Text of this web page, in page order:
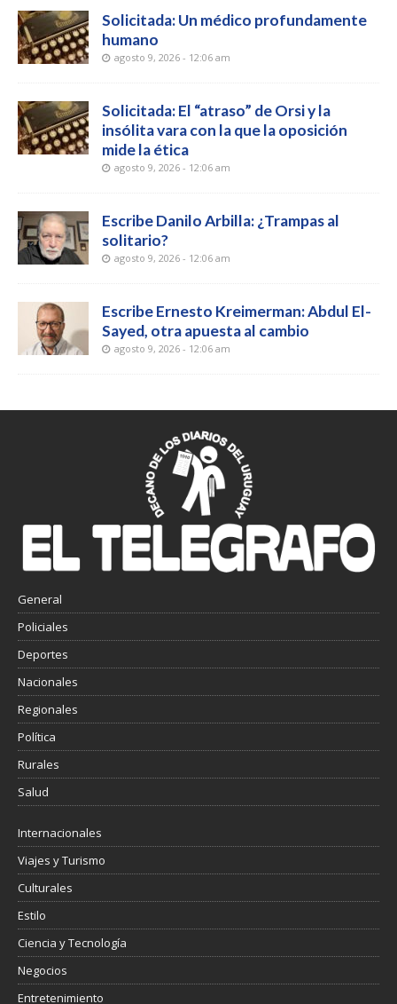
Solicitada: Un médico profundamente
humano
agosto 9, 2026 - 12:06 am
Solicitada: El “atraso” de Orsi y la
insólita vara con la que la oposición
mide la ética
agosto 9, 2026 - 12:06 am
Escribe Danilo Arbilla: ¿Trampas al
solitario?
agosto 9, 2026 - 12:06 am
Escribe Ernesto Kreimerman: Abdul El-
Sayed, otra apuesta al cambio
agosto 9, 2026 - 12:06 am
General
Policiales
Deportes
Nacionales
Regionales
Política
Rurales
Salud
Internacionales
Viajes y Turismo
Culturales
Estilo
Ciencia y Tecnología
Negocios
Entretenimiento